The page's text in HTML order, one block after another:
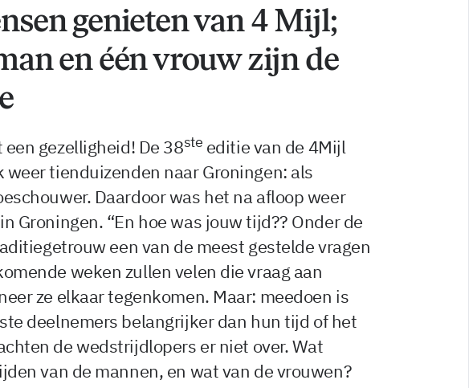
genieten van 4 Mijl;
en één vrouw zijn de
gezelligheid! De 38ste editie van de 4Mijl
weer tienduizenden naar Groningen: als
Daardoor was het na afloop weer
Groningen. “En hoe was jouw tijd?? Onder de
een van de meest gestelde vragen
weken zullen velen die vraag aan
ze elkaar tegenkomen. Maar: meedoen is
deelnemers belangrijker dan hun tijd of het
de wedstrijdlopers er niet over. Wat
van de mannen, en wat van de vrouwen?